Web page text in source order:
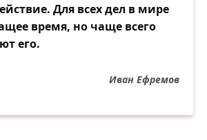
Для всех дел в мире
время, но чаще всего
его.
Иван Ефремов